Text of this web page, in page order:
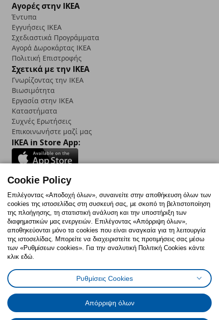
Αγορές στην IKEA
Έντυπα
Εγγυήσεις IKEA
Σχεδιαστικά Προγράμματα
Αγορά Δωρoκάρτας IKEA
Πολιτική Επιστροφής
Σχετικά με την IKEA
Γνωρίζοντας την IKEA
Βιωσιμότητα
Εργασία στην IKEA
Καταστήματα
Συχνές Ερωτήσεις
Επικοινωνήστε μαζί μας
IKEA in Store App:
Follow us:
FacebookInstagram
TikTokYoutubePinterestTwitter
Πολιτική CookiesΔήλωση ψηφιακής προσβασιμότητας
Ρυθμίσεις cookiesΌροι Χρήσης
Γενική Πολιτική Προσωπικών Δεδομένων
Πολιτική Προσωπικών Δεδομένων για ΙΚΕΑ.gr
Κώδικας Καταναλωτικής Δεοντολογίας
Cookie Policy
Επιλέγοντας «Αποδοχή όλων», συναινείτε στην αποθήκευση όλων των
cookies της ιστοσελίδας στη συσκευή σας, με σκοπό τη βελτιστοποίηση
της πλοήγησης, τη στατιστική ανάλυση και την υποστήριξη των
διαφημιστικών μας ενεργειών. Επιλέγοντας «Απόρριψη όλων»,
αποθηκεύονται μόνο τα cookies που είναι αναγκαία για τη λειτουργία
της ιστοσελίδας. Μπορείτε να διαχειριστείτε τις προτιμήσεις σας μέσω
των «Ρυθμίσεων cookies». Για την αναλυτική Πολιτική Cookies κάντε
κλικ εδώ.
Ρυθμίσεις Cookies
Απόρριψη όλων